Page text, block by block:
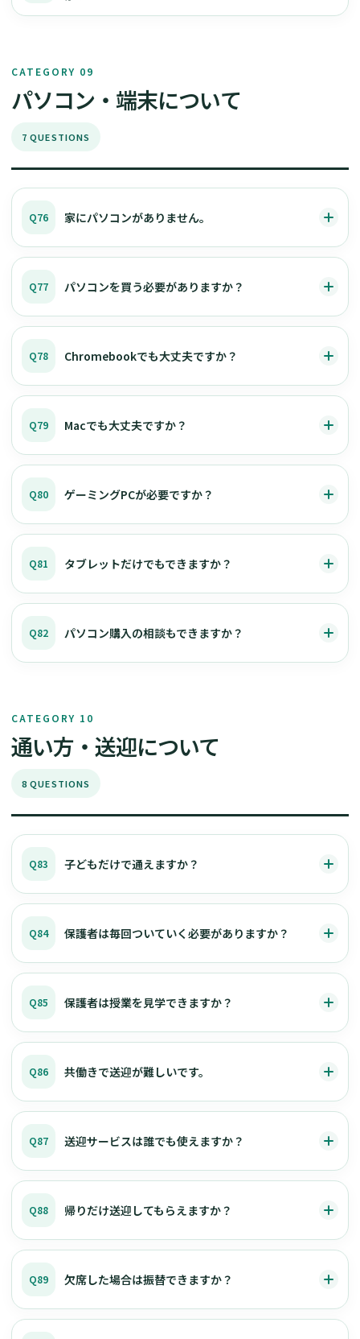
CATEGORY 09
パソコン・端末について
7 QUESTIONS
Q76 家にパソコンがありません。
Q77 パソコンを買う必要がありますか？
Q78 Chromebookでも大丈夫ですか？
Q79 Macでも大丈夫ですか？
Q80 ゲーミングPCが必要ですか？
Q81 タブレットだけでもできますか？
Q82 パソコン購入の相談もできますか？
CATEGORY 10
通い方・送迎について
8 QUESTIONS
Q83 子どもだけで通えますか？
Q84 保護者は毎回ついていく必要がありますか？
Q85 保護者は授業を見学できますか？
Q86 共働きで送迎が難しいです。
Q87 送迎サービスは誰でも使えますか？
Q88 帰りだけ送迎してもらえますか？
Q89 欠席した場合は振替できますか？